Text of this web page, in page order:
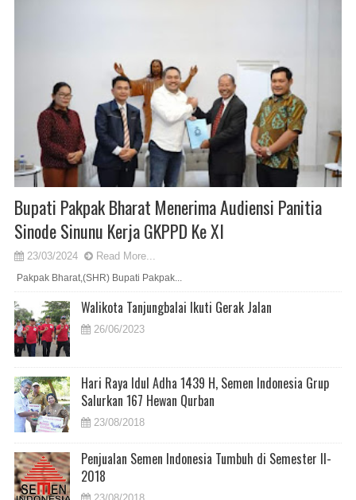
Bupati Pakpak Bharat Menerima Audiensi Panitia
Sinode Sinunu Kerja GKPPD Ke XI
23/03/2024 Read More...
Pakpak Bharat,(SHR) Bupati Pakpak...
Walikota Tanjungbalai Ikuti Gerak Jalan
26/06/2023
Hari Raya Idul Adha 1439 H, Semen Indonesia Grup
Salurkan 167 Hewan Qurban
23/08/2018
Penjualan Semen Indonesia Tumbuh di Semester II-
2018